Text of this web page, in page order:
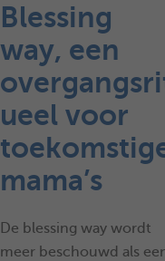
Blessing
way, een
ueel voor
mama’s
De blessing way wordt
meer beschouwd als